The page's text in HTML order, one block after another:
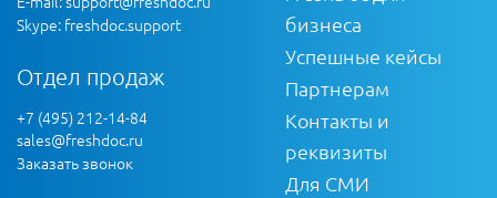
Skype: freshdoc.support
Отдел продаж
+7 (495) 212-14-84
sales@freshdoc.ru
Заказать звонок
бизнеса
Успешные кейсы
Партнерам
Контакты и
реквизиты
Для СМИ